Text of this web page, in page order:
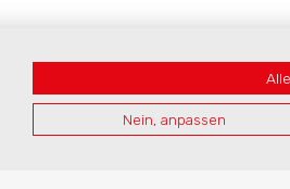
Nein, anpassen